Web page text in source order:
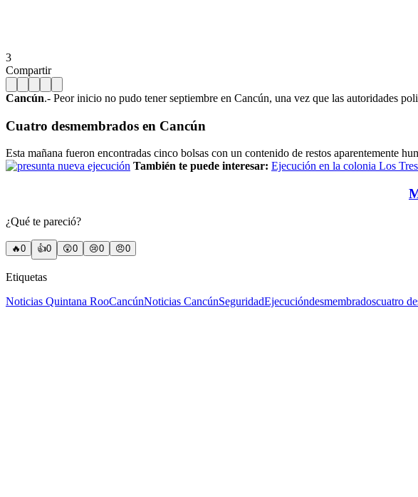
3
Compartir
Cancún.- Peor inicio no pudo tener septiembre en Cancún, una vez que las autoridades
Cuatro desmembrados en Cancún
Esta mañana fueron encontradas cinco bolsas con un contenido de restos aparentemente
También te puede interesar: Ejecución en la colonia Los
¿Qué te pareció?
🔥0 👍0 😲0 😢0 😠0
Etiquetas
Noticias Quintana RooCancúnNoticias CancúnSeguridadEjecucióndesmembradoscuatro